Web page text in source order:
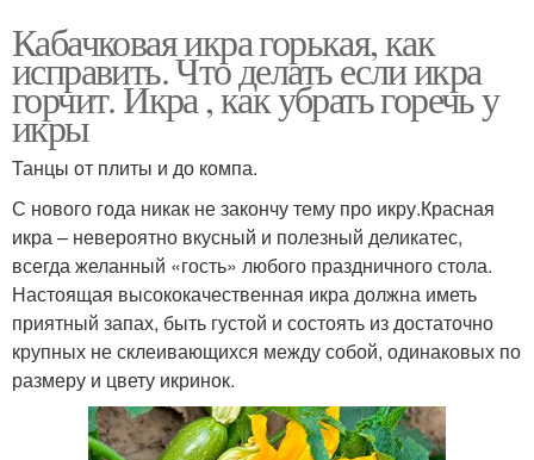
Кабачковая икра горькая, как
исправить. Что делать если икра
горчит. Икра , как убрать горечь у
икры
Танцы от плиты и до компа.
С нового года никак не закончу тему про икру.Красная
икра – невероятно вкусный и полезный деликатес,
всегда желанный «гость» любого праздничного стола.
Настоящая высококачественная икра должна иметь
приятный запах, быть густой и состоять из достаточно
крупных не склеивающихся между собой, одинаковых по
размеру и цвету икринок.